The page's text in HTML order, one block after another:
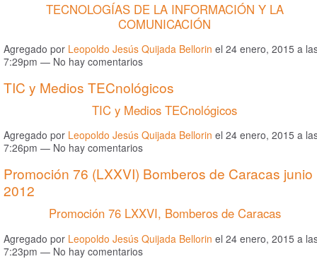
TECNOLOGÍAS DE LA INFORMACIÓN Y LA
COMUNICACIÓN
Agregado por Leopoldo Jesús Quijada Bellorin el 24 enero, 2015 a
7:29pm — No hay comentarios
TIC y Medios TECnológicos
TIC y Medios TECnológicos
Agregado por Leopoldo Jesús Quijada Bellorin el 24 enero, 2015 a
7:26pm — No hay comentarios
Promoción 76 (LXXVI) Bomberos de Caracas junio
2012
Promoción 76 LXXVI, Bomberos de Caracas
Agregado por Leopoldo Jesús Quijada Bellorin el 24 enero, 2015 a
7:23pm — No hay comentarios